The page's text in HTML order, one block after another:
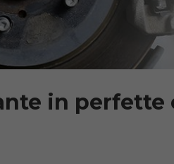
in